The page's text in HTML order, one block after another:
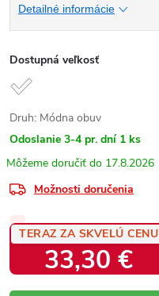
Detailné informácie
Dostupná veľkosť
Druh: Módna obuv
Odoslanie 3-4 pr. dní 1 ks
17.8.2026
Možnosti doručenia
TERAZ ZA SKVELÚ CENU
33,30 €